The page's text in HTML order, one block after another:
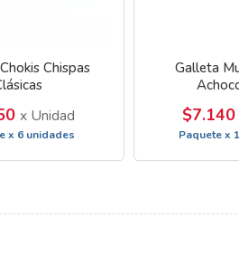
Chispas
x Unidad
x 6 unidades
Galleta
Paquete x